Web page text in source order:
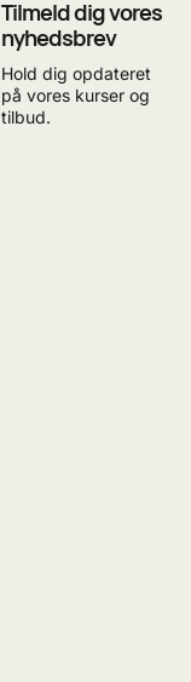
Tilmeld dig vores
nyhedsbrev
Hold dig opdateret
på vores kurser og
tilbud.